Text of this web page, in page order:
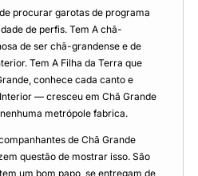
procurar garotas de programa
de perfis. Tem A chã-
de ser chã-grandense e de
Tem A Filha da Terra que
conhece cada canto e
— cresceu em Chã Grande
metrópole fabrica.
de Chã Grande
questão de mostrar isso. São
um bom papo, se entregam de